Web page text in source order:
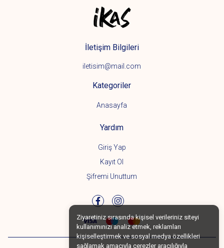
Ziyaretiniz sırasında kişisel verileriniz siteyi
kullanımınızı analiz etmek, reklamları
kişiselleştirmek ve sosyal medya özellikleri
sağlamak amacıyla çerezler aracılığıyla
Kategoriler
Anasayfa
İletişim Bilgileri
iletisim@mail.com
Yardım
Giriş Yap
Kayıt Ol
Şifremi Unuttum